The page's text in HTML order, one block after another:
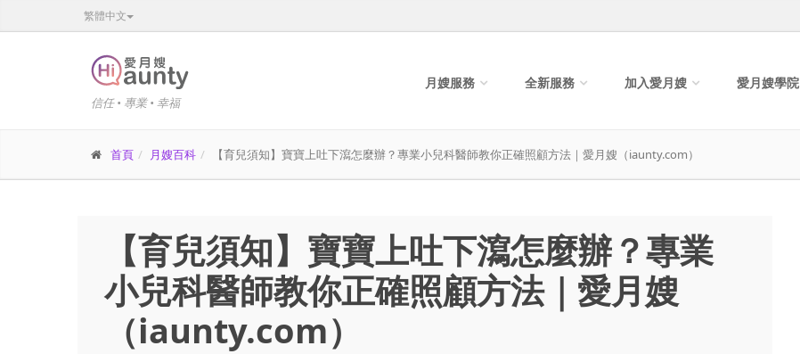
繁體中文
信任 • 專業 • 幸福
月嫂服務 全新服務 加入愛月嫂 愛月嫂學院
首頁 月嫂百科 【育兒須知】寶寶上吐下瀉怎麼辦？專業小兒科醫師教你正確照顧方法｜愛月嫂（iaunty.com）
【育兒須知】寶寶上吐下瀉怎麼辦？專業
小兒科醫師教你正確照顧方法｜愛月嫂
（iaunty.com）